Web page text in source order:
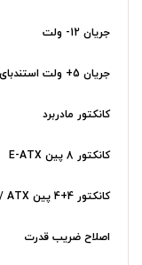
جریان 12- ولت
جریان 5+ ولت استندبای
کانکتور مادربرد
کانکتور 8 پین E-ATX
کانکتور 4+4 پین E-ATX / ATX
اصلاح ضریب قدرت